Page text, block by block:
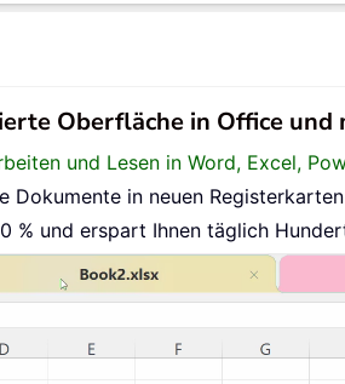
Oberfläche in Office
und Lesen in Word, Excel,
Dokumente in neuen
% und erspart Ihnen täglich